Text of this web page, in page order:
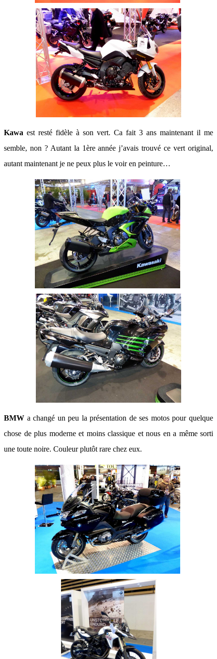
Kawa est resté fidèle à son vert. Ca fait 3 ans maintenant il me
semble, non ? Autant la 1ère année j’avais trouvé ce vert original,
autant maintenant je ne peux plus le voir en peinture…
BMW a changé un peu la présentation de ses motos pour quelque
chose de plus moderne et moins classique et nous en a même sorti
une toute noire. Couleur plutôt rare chez eux.